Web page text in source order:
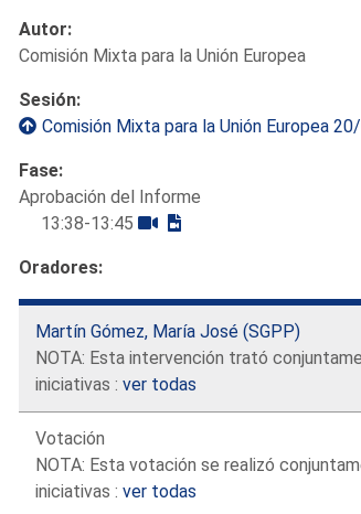
Autor:
Comisión Mixta para la Unión Europea
Sesión:
Comisión Mixta para la Unión Europea
Fase:
Aprobación del Informe
13:38-13:45
Oradores:
Martín Gómez, María José (SGPP)
NOTA: Esta intervención trató
iniciativas : ver todas
Votación
NOTA: Esta votación se realizó
iniciativas : ver todas